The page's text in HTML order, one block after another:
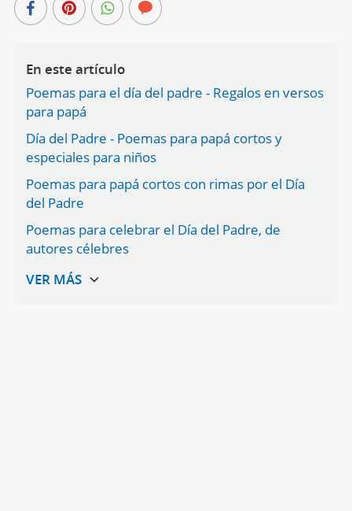
En este artículo
Poemas para el día del padre - Regalos en versos
para papá
Día del Padre - Poemas para papá cortos y
especiales para niños
Poemas para papá cortos con rimas por el Día
del Padre
Poemas para celebrar el Día del Padre, de
autores célebres